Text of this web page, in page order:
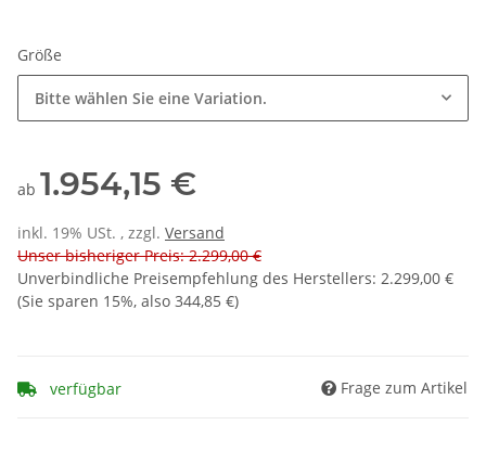
Größe
Bitte wählen Sie eine Variation.
ab 1.954,15 €
inkl. 19% USt. , zzgl. Versand
Unser bisheriger Preis: 2.299,00 €
Unverbindliche Preisempfehlung des Herstellers: 2.299,00 €
(Sie sparen 15%, also 344,85 €)
verfügbar Frage zum Artikel